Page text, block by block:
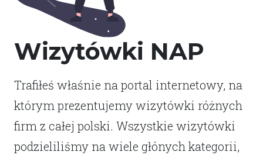
Wizytówki NAP
Trafiłeś właśnie na portal internetowy, na
którym prezentujemy wizytówki różnych
firm z całej polski. Wszystkie wizytówki
podzieliliśmy na wiele głónych kategorii,